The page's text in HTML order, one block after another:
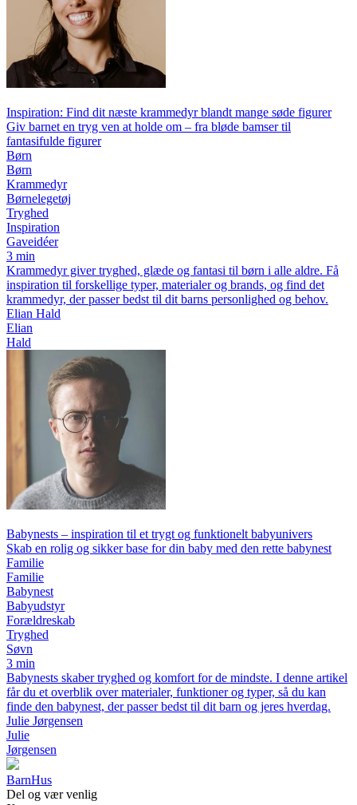
Inspiration: Find dit næste krammedyr blandt mange søde figurer
Giv barnet en tryg ven at holde om – fra bløde bamser til
fantasifulde figurer
Børn
Børn
Krammedyr
Børnelegetøj
Tryghed
Inspiration
Gaveidéer
3 min
Krammedyr giver tryghed, glæde og fantasi til børn i alle aldre. Få
inspiration til forskellige typer, materialer og brands, og find det
krammedyr, der passer bedst til dit barns personlighed og behov.
Elian Hald
Elian
Hald
Babynests – inspiration til et trygt og funktionelt babyunivers
Skab en rolig og sikker base for din baby med den rette babynest
Familie
Familie
Babynest
Babyudstyr
Forældreskab
Tryghed
Søvn
3 min
Babynests skaber tryghed og komfort for de mindste. I denne artikel
får du et overblik over materialer, funktioner og typer, så du kan
finde den babynest, der passer bedst til dit barn og jeres hverdag.
Julie Jørgensen
Julie
Jørgensen
BarnHus
Del og vær venlig